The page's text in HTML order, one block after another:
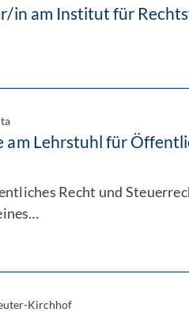
in am Institut für
Lehrstuhl für
Recht und
Kirchhof